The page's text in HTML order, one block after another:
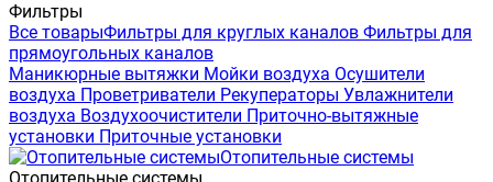
Фильтры
Все товарыФильтры для круглых каналов Фильтры для
прямоугольных каналов
Маникюрные вытяжки Мойки воздуха Осушители
воздуха Проветриватели Рекуператоры Увлажнители
воздуха Воздухоочистители Приточно-вытяжные
установки Приточные установки
Отопительные системы